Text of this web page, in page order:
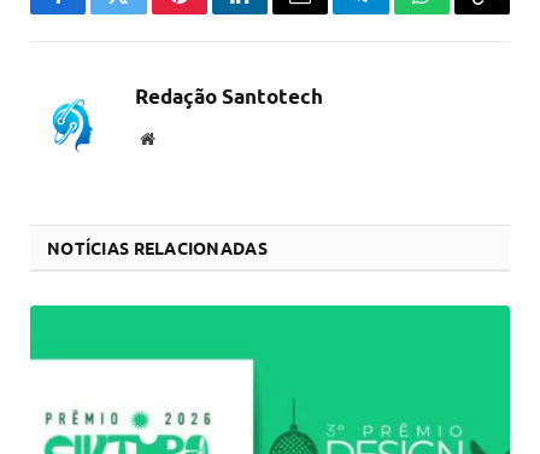
FacebookTwitterPinterestLinkedInEmail TelegramWhatsApp
Copiar
Redação Santotech
Website
NOTÍCIAS RELACIONADAS